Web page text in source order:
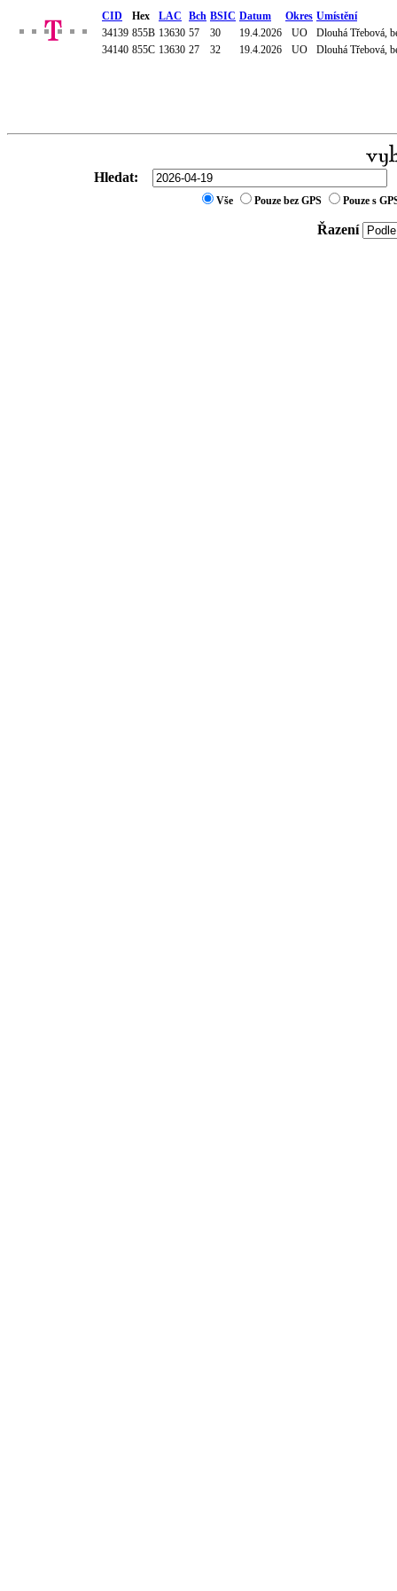
CID Hex LAC Bch BSIC Datum Okres Umístění
34139 855B 13630 57 30 19.4.2026 UO
Dlouhá Třebová,
34140 855C 13630 27 32 19.4.2026 UO Dlouhá Třebová,
Hledat:
Vše Pouze bez GPS Pouze s
Řazení